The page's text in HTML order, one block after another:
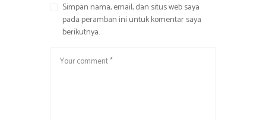
Simpan nama, email, dan situs web saya
pada peramban ini untuk komentar saya
berikutnya.